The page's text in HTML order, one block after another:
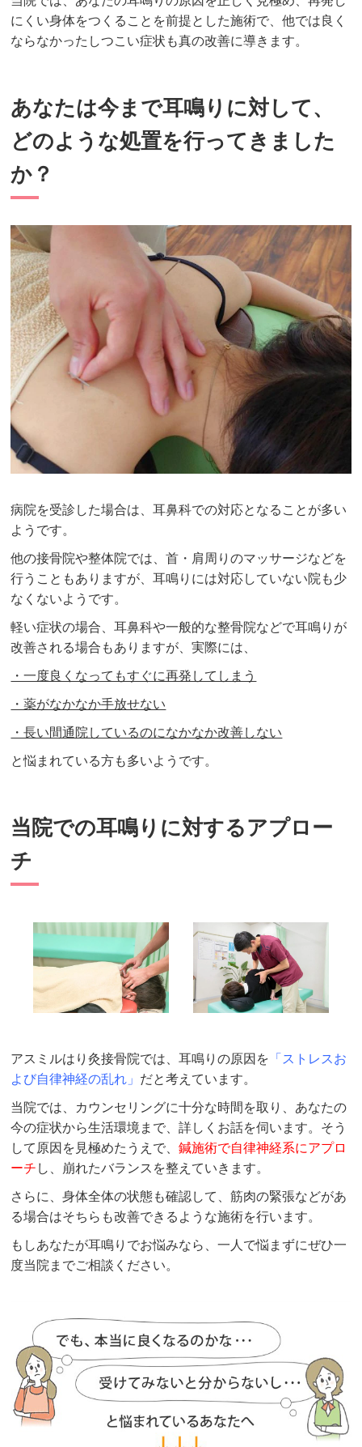
にくい身体をつくることを前提とした施術で、他では良く
ならなかったしつこい症状も真の改善に導きます。
あなたは今まで耳鳴りに対して、
どのような処置を行ってきました
か？
病院を受診した場合は、耳鼻科での対応となることが多い
ようです。
他の接骨院や整体院では、首・肩周りのマッサージなどを
行うこともありますが、耳鳴りには対応していない院も少
なくないようです。
軽い症状の場合、耳鼻科や一般的な整骨院などで耳鳴りが
改善される場合もありますが、実際には、
・一度良くなってもすぐに再発してしまう
・薬がなかなか手放せない
・長い間通院しているのになかなか改善しない
と悩まれている方も多いようです。
当院での耳鳴りに対するアプロー
チ
アスミルはり灸接骨院では、耳鳴りの原因を 「ストレスお
よび自律神経の乱れ」 だと考えています。
当院では、カウンセリングに十分な時間を取り、あなたの
今の症状から生活環境まで、詳しくお話を伺います。そう
して原因を見極めたうえで、鍼施術で自律神経系にアプロ
ーチ し、崩れたバランスを整えていきます。
さらに、身体全体の状態も確認して、筋肉の緊張などがあ
る場合はそちらも改善できるような施術を行います。
もしあなたが耳鳴りでお悩みなら、一人で悩まずにぜひ一
度当院までご相談ください。